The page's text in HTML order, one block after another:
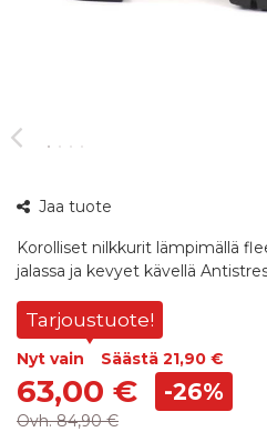
kuva
Jaa tuote
Korolliset nilkkurit lämpimällä
jalassa ja kevyet kävellä
Tarjoustuote!
Nyt vain Säästä 21,90 €
63,00 €
Ovh. 84,90 €
-26%